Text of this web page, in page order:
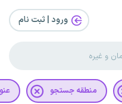
ورود | ثبت‌ نام
منطقه جستجو